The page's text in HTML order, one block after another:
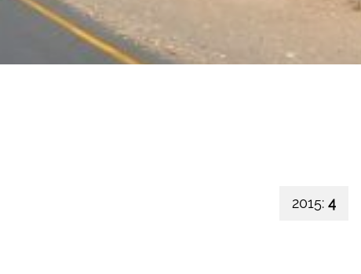
2015: 4